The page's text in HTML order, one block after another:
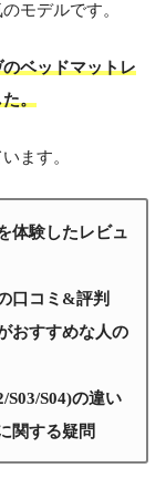
モデルです。
ベッドマットレ
た。
ます。
体験したレビュ
口コミ&評判
おすすめな人の
S03/S04)の違い
関する疑問